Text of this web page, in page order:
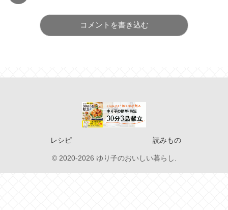
コメントを書き込む
レシピ 読みもの
© 2020-2026 ゆり子のおいしい暮らし.